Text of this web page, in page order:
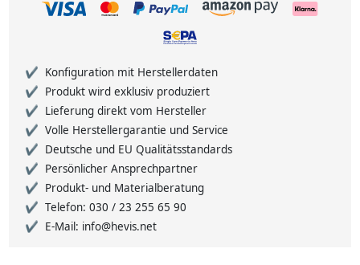
Konfiguration mit Herstellerdaten
Produkt wird exklusiv produziert
Lieferung direkt vom Hersteller
Volle Herstellergarantie und Service
Deutsche und EU Qualitätsstandards
Persönlicher Ansprechpartner
Produkt- und Materialberatung
Telefon: 030 / 23 255 65 90
E-Mail: info@hevis.net